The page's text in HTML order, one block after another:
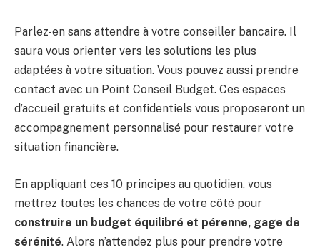
Parlez-en sans attendre à votre conseiller bancaire. Il
saura vous orienter vers les solutions les plus
adaptées à votre situation. Vous pouvez aussi prendre
contact avec un Point Conseil Budget. Ces espaces
d’accueil gratuits et confidentiels vous proposeront un
accompagnement personnalisé pour restaurer votre
situation financière.
En appliquant ces 10 principes au quotidien, vous
mettrez toutes les chances de votre côté pour
construire un budget équilibré et pérenne, gage de
sérénité. Alors n’attendez plus pour prendre votre